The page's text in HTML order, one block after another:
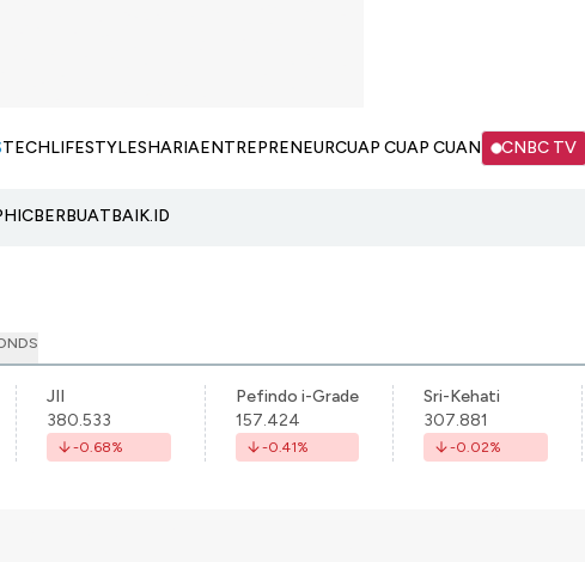
TECHLIFESTYLESHARIAENTREPRENEURCUAP CUAP CUAN CNBC TV
BERBUATBAIK.ID
JII
380.533
-0.68%
Pefindo i-Grade
157.424
-0.41%
Sri-Kehati
307.881
-0.02%